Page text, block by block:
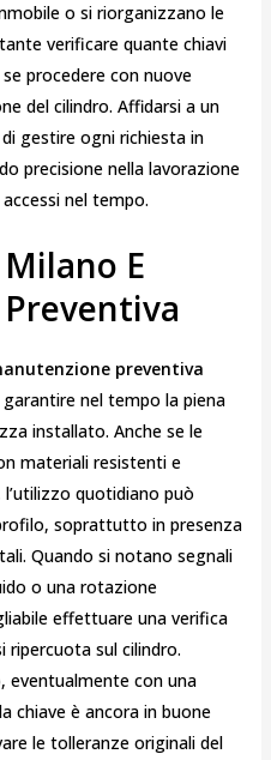
o si riorganizzano le
verificare quante chiavi
procedere con nuove
del cilindro. Affidarsi a un
gestire ogni richiesta in
precisione nella lavorazione
nel tempo.
E
preventiva
nel tempo la piena
installato. Anche se le
materiali resistenti e
quotidiano può
soprattutto in presenza
Quando si notano segnali
o una rotazione
effettuare una verifica
ripercuota sul cilindro.
eventualmente con una
chiave è ancora in buone
le tolleranze originali del